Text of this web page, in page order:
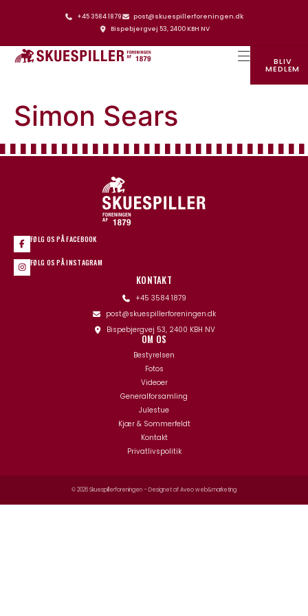
+45 3584 1879
post@skuespillerforeningen.dk
Bispebjergvej 53, 2400 KBH NV
BLIV
MEDLEM
Simon Sears
FØLG OS PÅ FACEBOOK
FØLG OS PÅ INSTAGRAM
KONTAKT
+45 3584 1879
post@skuespillerforeningen.dk
Bispebjergvej 53, 2400 KBH NV
OM OS
Bestyrelsen
Fotos
Videoer
Generalforsamling
Julestue
Kjær & Sommerfeldt
Kontakt
Privatlivspolitik
© 2026 Skuespillerforeningen – Designet afAveo web&marketing